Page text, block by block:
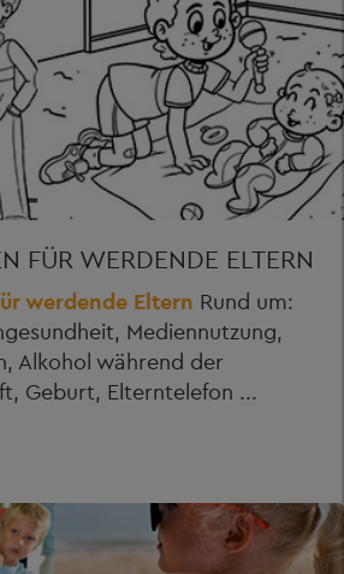
FÜR WERDENDE ELTERN
werdende Eltern Rund um:
Mediennutzung,
Alkohol während der
Geburt, Elterntelefon ...